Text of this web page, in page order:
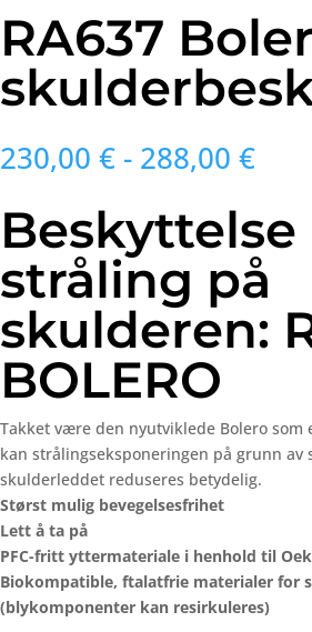
RA637
230,00 € - 288,00 €
og
stråling på
skulderen:
BOLERO
Takket være den nyutviklede Bolero som
kan strålingseksponeringen på grunn
skulderleddet reduseres betydelig.
Størst mulig bevegelsesfrihet
Lett å ta på
PFC-fritt yttermateriale i henhold til
Biokompatible, ftalatfrie materialer for
(blykomponenter kan resirkuleres)